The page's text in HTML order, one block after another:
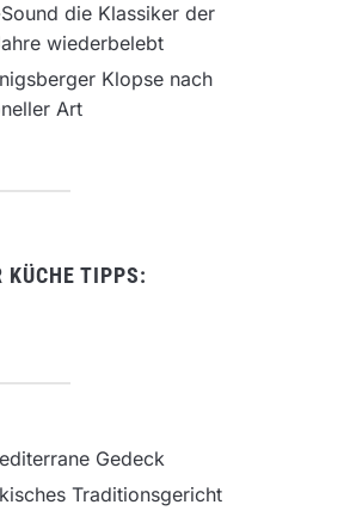
die Klassiker der
wiederbelebt
Klopse nach
Art
KÜCHE TIPPS:
Gedeck
Traditionsgericht